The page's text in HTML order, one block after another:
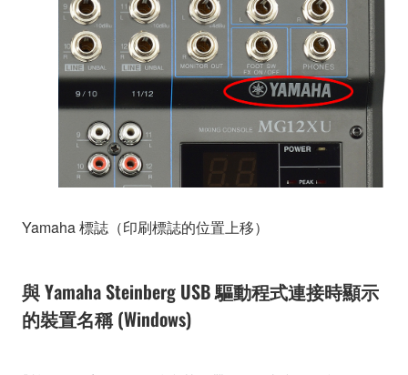
Yamaha 標誌（印刷標誌的位置上移）
與 Yamaha Steinberg USB 驅動程式連接時顯示
的裝置名稱 (Windows)